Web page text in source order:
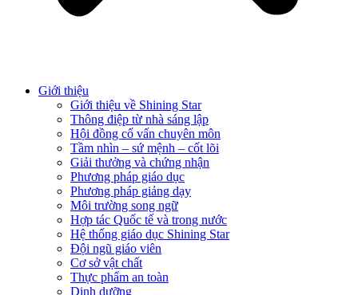
Giới thiệu
Giới thiệu về Shining Star
Thông điệp từ nhà sáng lập
Hội đồng cố vấn chuyên môn
Tầm nhìn – sứ mệnh – cốt lõi
Giải thưởng và chứng nhận
Phương pháp giáo dục
Phương pháp giảng dạy
Môi trường song ngữ
Hợp tác Quốc tế và trong nước
Hệ thống giáo dục Shining Star
Đội ngũ giáo viên
Cơ sở vật chất
Thực phẩm an toàn
Dinh dưỡng